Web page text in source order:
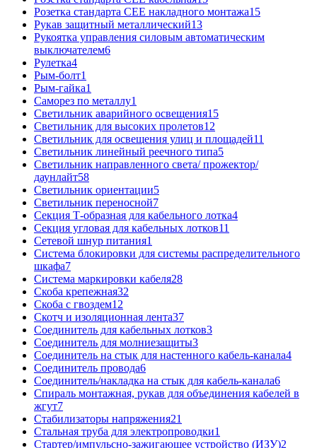
Розетка стандарта СЕЕ накладного монтажа15
Рукав защитный металлический13
Рукоятка управления силовым автоматическим
выключателем6
Рулетка4
Рым-болт1
Рым-гайка1
Саморез по металлу1
Светильник аварийного освещения15
Светильник для высоких пролетов12
Светильник для освещения улиц и площадей11
Светильник линейный реечного типа5
Светильник направленного света/ прожектор/
даунлайт58
Светильник ориентации5
Светильник переносной7
Секция Т-образная для кабельного лотка4
Секция угловая для кабельных лотков11
Сетевой шнур питания1
Система блокировки для системы распределительного
шкафа7
Система маркировки кабеля28
Скоба крепежная32
Скоба с гвоздем12
Скотч и изоляционная лента37
Соединитель для кабельных лотков3
Соединитель для молниезащиты3
Соединитель на стык для настенного кабель-канала4
Соединитель провода6
Соединитель/накладка на стык для кабель-канала6
Спираль монтажная, рукав для объединения кабелей в
жгут7
Стабилизаторы напряжения21
Стальная труба для электропроводки1
Стартер/импульсно-зажигающее устройство (ИЗУ)2